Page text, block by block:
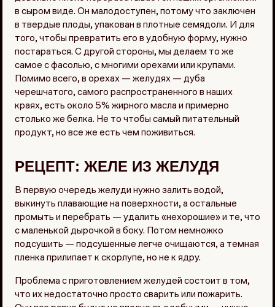
в сыром виде. Он малодоступен, потому что заключен
в твердые плоды, упакован в плотные семядоли. И для
того, чтобы превратить его в удобную форму, нужно
постараться. С другой стороны, мы делаем то же
самое с фасолью, с многими орехами или крупами.
Помимо всего, в орехах — желудях — дуба
черешчатого, самого распространенного в наших
краях, есть около 5% жирного масла и примерно
столько же белка. Не то чтобы самый питательный
продукт, но все же есть чем поживиться.
РЕЦЕПТ: ЖЕЛЕ ИЗ ЖЕЛУДЯ
В первую очередь желуди нужно залить водой,
выкинуть плавающие на поверхности, а остальные
промыть и перебрать — удалить «нехорошие» и те, что
с маленькой дырочкой в боку. Потом немножко
подсушить — подсушенные легче очищаются, а темная
пленка прилипает к скорлупе, но не к ядру.
Проблема с приготовлением желудей состоит в том,
что их недостаточно просто сварить или пожарить.